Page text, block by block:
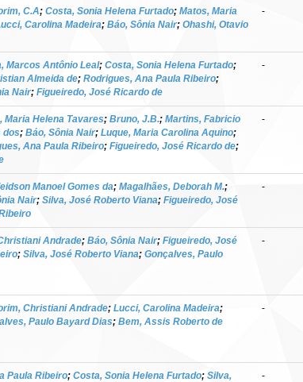
C.A; Costa, Sonia Helena Furtado; Matos, Maria
Carolina Madeira; Báo, Sônia Nair; Ohashi, Otavio
-
Marcos Antônio Leal; Costa, Sonia Helena Furtado;
Almeida de; Rodrigues, Ana Paula Ribeiro;
Nair; Figueiredo, José Ricardo de
-
Maria Helena Tavares; Bruno, J.B.; Martins, Fabricio
dos; Báo, Sônia Nair; Luque, Maria Carolina Aquino;
Ana Paula Ribeiro; Figueiredo, José Ricardo de;
-
Manoel Gomes da; Magalhães, Deborah M.;
Nair; Silva, José Roberto Viana; Figueiredo, José
-
Andrade; Báo, Sônia Nair; Figueiredo, José
; Silva, José Roberto Viana; Gonçalves, Paulo
-
Christiani Andrade; Lucci, Carolina Madeira;
Paulo Bayard Dias; Bem, Assis Roberto de
-
Paula Ribeiro; Costa, Sonia Helena Furtado; Silva,
-